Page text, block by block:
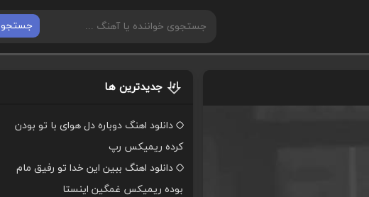
جستجو
جدیدترین ها
دانلود اهنگ دوباره دل هوای با تو بودن
کرده ریمیکس رپ
دانلود اهنگ ببین این خدا تو رفیق مام
بوده ریمیکس غمگین اینستا